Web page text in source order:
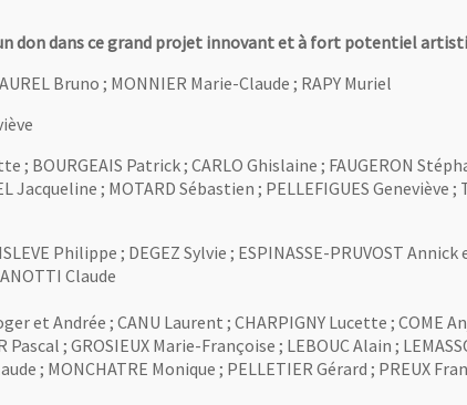
don dans ce grand projet innovant et à fort potentiel
Bruno ; MONNIER Marie-Claude ; RAPY Muriel
; BOURGEAIS Patrick ; CARLO Ghislaine ; FAUGERON
; MOTARD Sébastien ; PELLEFIGUES Geneviève
Philippe ; DEGEZ Sylvie ; ESPINASSE-PRUVOST
Claude
et Andrée ; CANU Laurent ; CHARPIGNY Lucette ; COME
; GROSIEUX Marie-Françoise ; LEBOUC Alain ;
; MONCHATRE Monique ; PELLETIER Gérard ; PREUX